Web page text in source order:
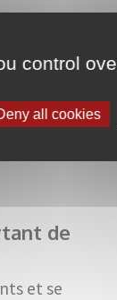
prorata de
en
de
et se
control
all cookies